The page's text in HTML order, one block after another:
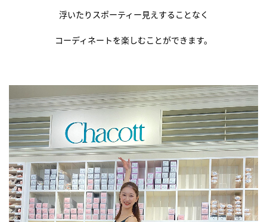
浮いたりスポーティー見えすることなく
コーディネートを楽しむことができます。